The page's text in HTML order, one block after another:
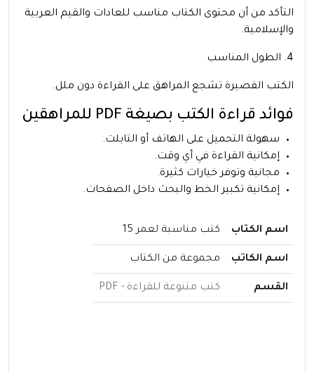
التأكد من أن محتوى الكتاب مناسب للعادات والقيم العربية
والإسلامية.
4. الطول المناسب
الكتب القصيرة تشجع المراهق على القراءة دون ملل.
فوائد قراءة الكتب بصيغة PDF للمراهقين
سهولة التحميل على الهاتف أو التابلت.
إمكانية القراءة في أي وقت.
مجانية وتوفر خيارات كثيرة.
إمكانية تكبير الخط والبحث داخل الصفحات.
اسم الكتاب كتب مناسبة لعمر 15
اسم الكاتب مجموعة من الكتاب
القسم كتب متنوعة للقراءة - PDF